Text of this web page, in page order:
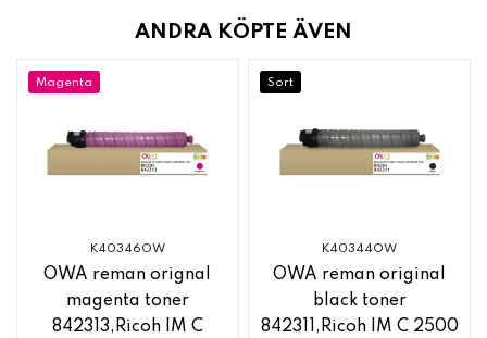
ANDRA KÖPTE ÄVEN
Magenta
K40346OW
OWA reman orignal
magenta toner
842313,Ricoh IM C
Sort
K40344OW
OWA reman original
black toner
842311,Ricoh IM C 2500